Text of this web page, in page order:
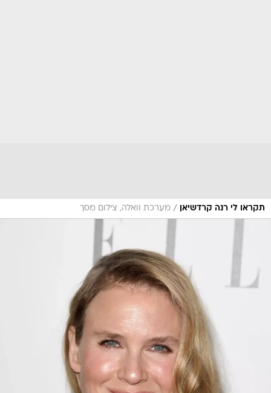
תקראו לי רנה קרדשיאן / מערכת וואלה, צילום מסך